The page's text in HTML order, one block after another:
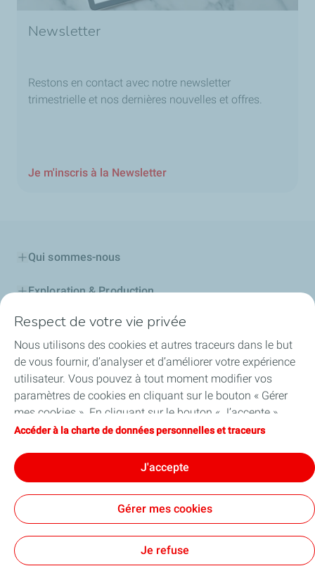
Newsletter
Restons en contact avec notre newsletter
trimestrielle et nos dernières nouvelles et offres.
Je m'inscris à la Newsletter
Qui sommes-nous
Exploration & Production
Stations Service
Lubrifiants Automobiles
Professionnels
TotalEnergies DAFA
Accessibilité: partiellement conforme
Respect de votre vie privée
Nous utilisons des cookies et autres traceurs dans le but
de vous fournir, d’analyser et d’améliorer votre expérience
utilisateur. Vous pouvez à tout moment modifier vos
paramètres de cookies en cliquant sur le bouton « Gérer
mes cookies ». En cliquant sur le bouton « J’accepte »,
vous acceptez le dépôt de l’ensemble des cookies. Dans le
techniques nécessaires au bon fonctionnement du site
seront utilisés. Pour plus d’informations, vous pouvez
consulter la page « Charte de données personnelles et
traceurs ».
Accéder à la charte de données personnelles et traceurs
J'accepte
Gérer mes cookies
Je refuse